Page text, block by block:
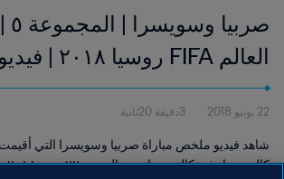
العالم FIFA روسيا ٢٠١٨ | فيديو ملخص
22 يونيو 2018 3دقيقة 20ثانية
شاهد فيديو ملخص مباراة صربيا وسويسرا التي
كالينينجراد في كالينينجراد يوم الجمعة ٢٢ يونيو ٢٠١٨.